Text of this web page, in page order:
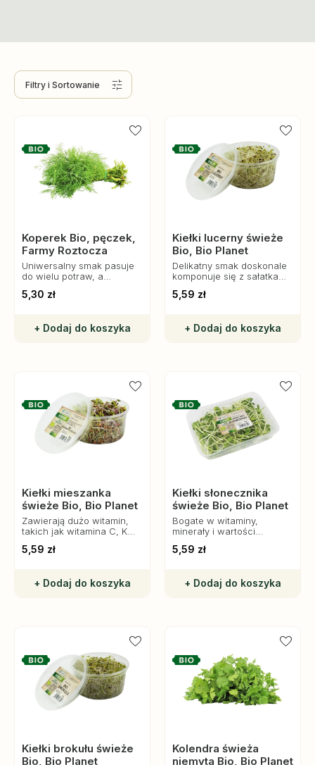
Filtry i Sortowanie
Koperek Bio, pęczek,
Farmy Roztocza
Uniwersalny smak pasuje
do wielu potraw, a
korzystnie wpływa na
5,30 zł
+ Dodaj do koszyka
Kiełki lucerny świeże
Bio, Bio Planet
Delikatny smak doskonale
komponuje się z sałatkami,
jogurtami, dodając
5,59 zł
+ Dodaj do koszyka
Kiełki mieszanka
świeże Bio, Bio Planet
Zawierają dużo witamin,
takich jak witamina C, K
które wspomagają układ
5,59 zł
+ Dodaj do koszyka
Kiełki słonecznika
świeże Bio, Bio Planet
Bogate w witaminy,
minerały i wartości
sałatek, kanapek i
5,59 zł
+ Dodaj do koszyka
Kiełki brokułu świeże
Bio, Bio Planet
Kolendra świeża
niemyta Bio, Bio Planet